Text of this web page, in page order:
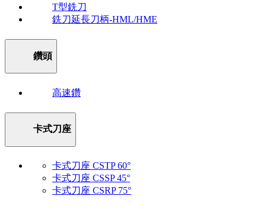
T型銑刀
銑刀延長刀柄-HML/HME
鑽頭
高速鑽
卡式刀座
卡式刀座 CSTP 60°
卡式刀座 CSSP 45°
卡式刀座 CSRP 75°